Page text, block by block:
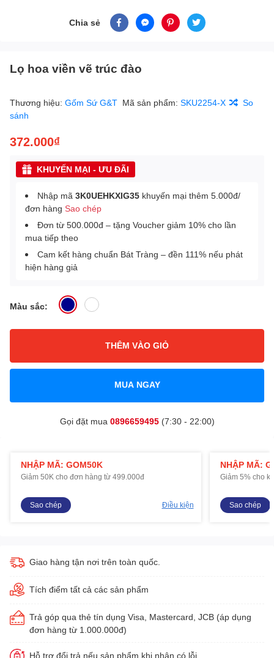
Chia sẻ
Lọ hoa viền vẽ trúc đào
Thương hiệu: Gốm Sứ G&T Mã sản phẩm: SKU2254-X
So
sánh
372.000₫
KHUYẾN MẠI - ƯU ĐÃI
Nhập mã 3K0UEHKXIG35 khuyến mại thêm 5.000đ/
đơn hàng Sao chép
Đơn từ 500.000đ – tặng Voucher giảm 10% cho lần
mua tiếp theo
Cam kết hàng chuẩn Bát Tràng – đền 111% nếu phát
hiện hàng giả
Màu sắc:
THÊM VÀO GIỎ
MUA NGAY
Gọi đặt mua 0896659495(7:30 - 22:00)
NHẬP MÃ: GOM50K
Giảm 50K cho đơn hàng từ 499.000đ
Sao chép Điều kiện
NHẬP MÃ:
Giảm 5% cho
Sao chép
Giao hàng tận nơi trên toàn quốc.
Tích điểm tất cả các sản phẩm
Trả góp qua thẻ tín dụng Visa, Mastercard, JCB (áp dụng
đơn hàng từ 1.000.000đ)
Hỗ trợ đổi trả nếu sản phẩm khi nhận có lỗi